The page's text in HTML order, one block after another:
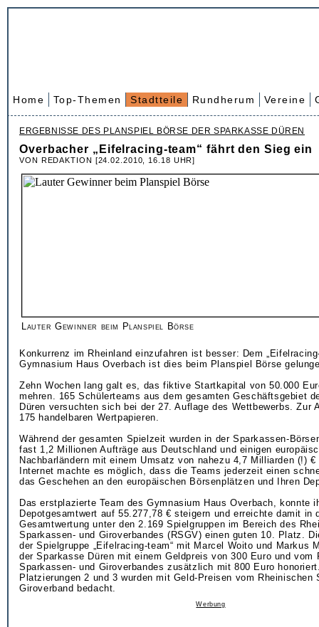
Home Top-Themen Stadtteile Rundherum Vereine
ERGEBNISSE DES PLANSPIEL BÖRSE DER SPARKASSE DÜREN
Overbacher „Eifelracing-team“ fährt den Sieg ein
VON REDAKTION [24.02.2010, 16.18 UHR]
Lauter Gewinner beim Planspiel Börse
Konkurrenz im Rheinland einzufahren ist besser: Dem
Gymnasium Haus Overbach ist dies beim Planspiel Börse
Zehn Wochen lang galt es, das fiktive Startkapital von 50.000
mehren. 165 Schülerteams aus dem gesamten Geschäftsgebiet
Düren versuchten sich bei der 27. Auflage des Wettbewerbs. Zur
175 handelbaren Wertpapieren.
Während der gesamten Spielzeit wurden in der Sparkassen-
fast 1,2 Millionen Aufträge aus Deutschland und einigen
Nachbarländern mit einem Umsatz von nahezu 4,7 Milliarden (!)
Internet machte es möglich, dass die Teams jederzeit einen
das Geschehen an den europäischen Börsenplätzen und Ihren
Das erstplazierte Team des Gymnasium Haus Overbach, konnte
Depotgesamtwert auf 55.277,78 € steigern und erreichte damit in
Gesamtwertung unter den 2.169 Spielgruppen im Bereich des
Sparkassen- und Giroverbandes (RSGV) einen guten 10. Platz.
der Spielgruppe „Eifelracing-team“ mit Marcel Woito und Markus
der Sparkasse Düren mit einem Geldpreis von 300 Euro und vom
Sparkassen- und Giroverbandes zusätzlich mit 800 Euro
Platzierungen 2 und 3 wurden mit Geld-Preisen vom Rheinischen
Giroverband bedacht.
Werbung